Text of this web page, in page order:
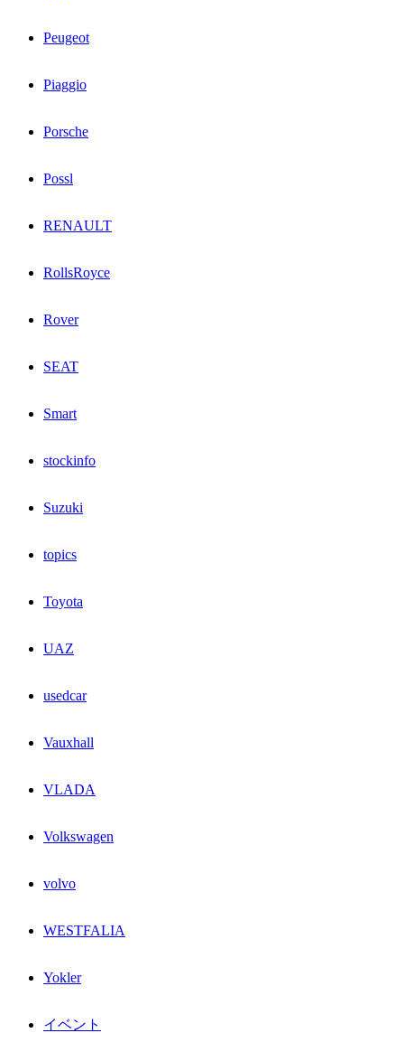
Peugeot
Piaggio
Porsche
Possl
RENAULT
RollsRoyce
Rover
SEAT
Smart
stockinfo
Suzuki
topics
Toyota
UAZ
usedcar
Vauxhall
VLADA
Volkswagen
volvo
WESTFALIA
Yokler
イベント